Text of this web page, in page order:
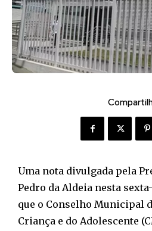
Uma nota divulgada pela
Pedro da Aldeia nesta
que o Conselho Municipal
Criança e do Adolescente